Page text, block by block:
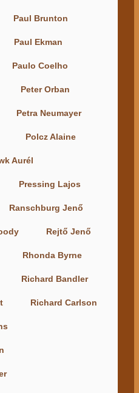
Paul Brunton
Paul Ekman
Paulo Coelho
Peter Orban
Petra Neumayer
Polcz Alaine
Aurél
Pressing Lajos
Ranschburg Jenő
Rejtő Jenő
Rhonda Byrne
Richard Bandler
Richard Carlson